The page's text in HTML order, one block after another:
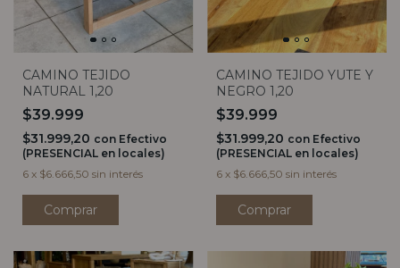
CAMINO TEJIDO
NATURAL 1,20
$39.999
$31.999,20 con Efectivo
(PRESENCIAL en locales)
6 x $6.666,50 sin interés
CAMINO TEJIDO YUTE Y
NEGRO 1,20
$39.999
$31.999,20 con Efectivo
(PRESENCIAL en locales)
6 x $6.666,50 sin interés